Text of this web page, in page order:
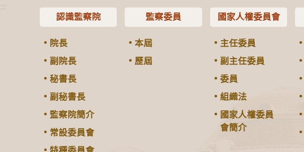
:::
認識監察院
院長
副院長
秘書長
副秘書長
監察院簡介
常設委員會
監察委員
本屆
歷屆
國家人權委員會
主任委員
副主任委員
委員
組織法
國家人權委員
會簡介